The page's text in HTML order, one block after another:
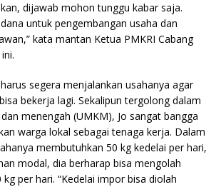
dijawab mohon tunggu kabar saja.
untuk pengembangan usaha dan
kata mantan Ketua PMKRI Cabang
segera menjalankan usahanya agar
bekerja lagi. Sekalipun tergolong dalam
menengah (UMKM), Jo sangat bangga
warga lokal sebagai tenaga kerja. Dalam
membutuhkan 50 kg kedelai per hari,
modal, dia berharap bisa mengolah
per hari. “Kedelai impor bisa diolah